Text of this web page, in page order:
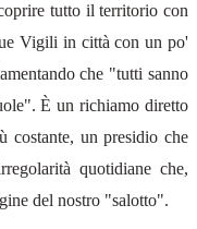
tutto il territorio con
Vigili in città con un po'
che "tutti sanno
È un richiamo diretto
costante, un presidio che
quotidiane che,
del nostro "salotto".